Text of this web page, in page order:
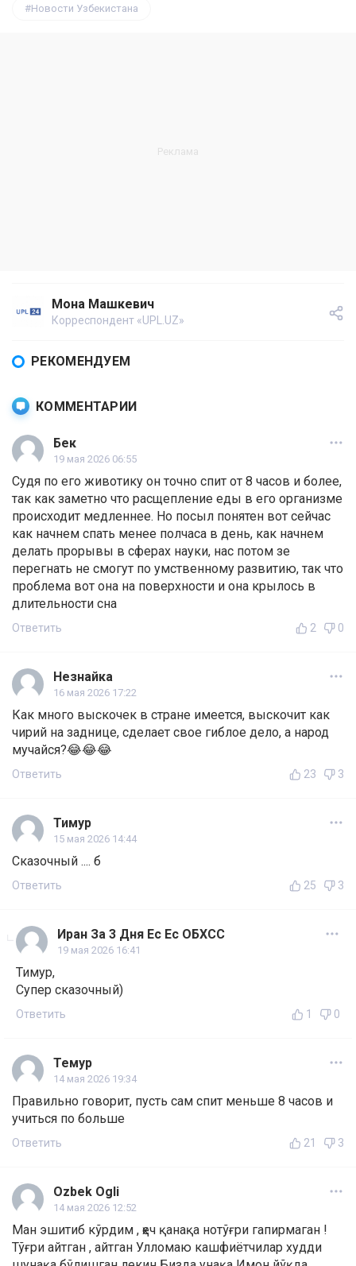
Новости Узбекистана
Мона Машкевич
Корреспондент «UPL.UZ»
РЕКОМЕНДУЕМ
КОММЕНТАРИИ
Бек
19 мая 2026 06:55
Судя по его животику он точно спит от 8 часов и более,
так как заметно что расщепление еды в его организме
происходит медленнее. Но посыл понятен вот сейчас
как начнем спать менее полчаса в день, как начнем
делать прорывы в сферах науки, нас потом зе
перегнать не смогут по умственному развитию, так что
проблема вот она на поверхности и она крылось в
длительности сна
Ответить 2 0
Незнайка
16 мая 2026 17:22
Как много выскочек в стране имеется, выскочит как
чирий на заднице, сделает свое гиблое дело, а народ
мучайся?😂😂😂
Ответить 23 3
Тимур
15 мая 2026 14:44
Сказочный .... б
Ответить 25 3
Иран За 3 Дня Ес Ес ОБХСС
19 мая 2026 16:41
Тимур,
Супер сказочный)
Ответить 1 0
Темур
14 мая 2026 19:34
Правильно говорит, пусть сам спит меньше 8 часов и
учиться по больше
Ответить 21 3
Ozbek Ogli
14 мая 2026 12:52
Ман эшитиб кўрдим , ҳеч қанақа нотўғри гапирмаган !
Тўғри айтган , айтган Улломаю кашфиётчилар худди